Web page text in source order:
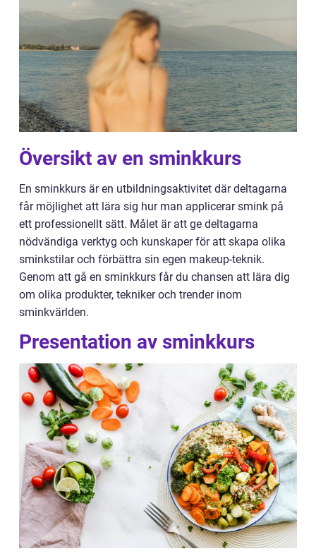
Översikt av en sminkkurs
En sminkkurs är en utbildningsaktivitet där deltagarna
får möjlighet att lära sig hur man applicerar smink på
ett professionellt sätt. Målet är att ge deltagarna
nödvändiga verktyg och kunskaper för att skapa olika
sminkstilar och förbättra sin egen makeup-teknik.
Genom att gå en sminkkurs får du chansen att lära dig
om olika produkter, tekniker och trender inom
sminkvärlden.
Presentation av sminkkurs